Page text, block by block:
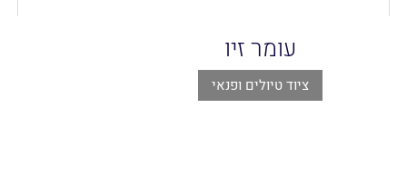
עומר זיו
ציוד טיולים ופנאי